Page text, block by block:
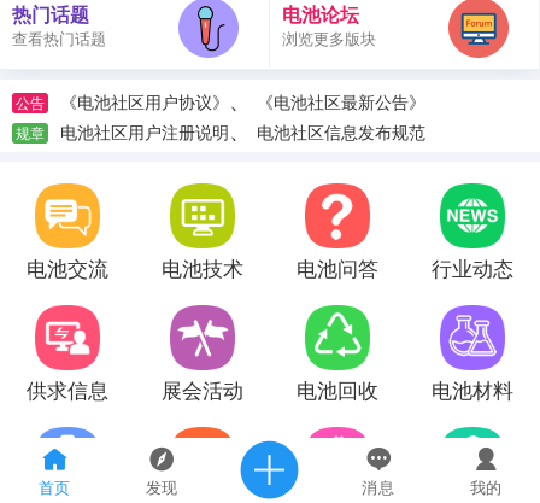
首页 发现 消息 我的
热门话题
查看热门话题
电池论坛
浏览更多版块
公告 《电池社区用户协议》 、 《电池社区最新公告》
规章 电池社区用户注册说明、 电池社区信息发布规范
电池交流 电池技术 电池问答 行业动态
供求信息 展会活动 电池回收 电池材料